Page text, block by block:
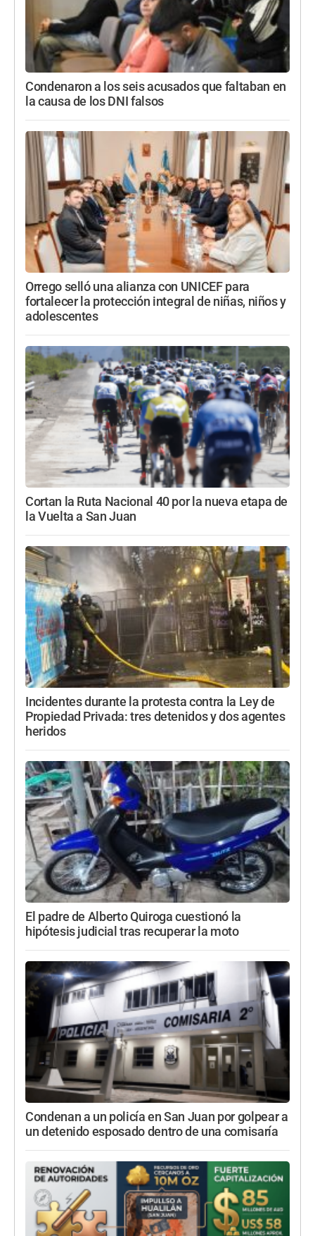
Condenaron a los seis acusados que faltaban en
la causa de los DNI falsos
Orrego selló una alianza con UNICEF para
fortalecer la protección integral de niñas, niños y
adolescentes
Cortan la Ruta Nacional 40 por la nueva etapa de
la Vuelta a San Juan
Incidentes durante la protesta contra la Ley de
Propiedad Privada: tres detenidos y dos agentes
heridos
El padre de Alberto Quiroga cuestionó la
hipótesis judicial tras recuperar la moto
Condenan a un policía en San Juan por golpear a
un detenido esposado dentro de una comisaría